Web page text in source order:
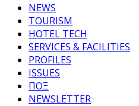
NEWS
TOURISM
HOTEL TECH
SERVICES & FACILITIES
PROFILES
ISSUES
ΠΟΞ
NEWSLETTER